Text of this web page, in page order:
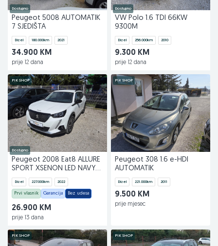
Dostupno
Peugeot 5008 AUTOMATIK
7 SJEDIŠTA
Dizel 180.000km 2021
34.900 KM
prije 12 dana
Dostupno
VW Polo 1.6 TDI 66KW
9300M
Dizel 256.000km 2010
9.300 KM
prije 12 dana
PIK SHOP
Dostupno
Peugeot 2008 Eat8 ALLURE
SPORT XSENON LED NAVY
KAMERA 2022
Dizel 227.000km 2022
Prvi vlasnik Garancija Bez udesa
26.900 KM
prije 13 dana
PIK SHOP
Peugeot 308 1.6 e-HDI
AUTOMATIK
Dizel 221.000km 2011
9.500 KM
prije mjesec
PIK SHOP PIK SHOP